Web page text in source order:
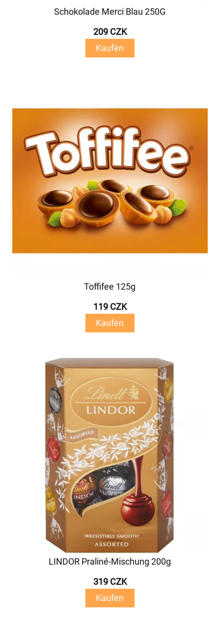
Schokolade Merci Blau 250G
209 CZK
Kaufen
Toffifee 125g
119 CZK
Kaufen
LINDOR Praliné-Mischung 200g
319 CZK
Kaufen